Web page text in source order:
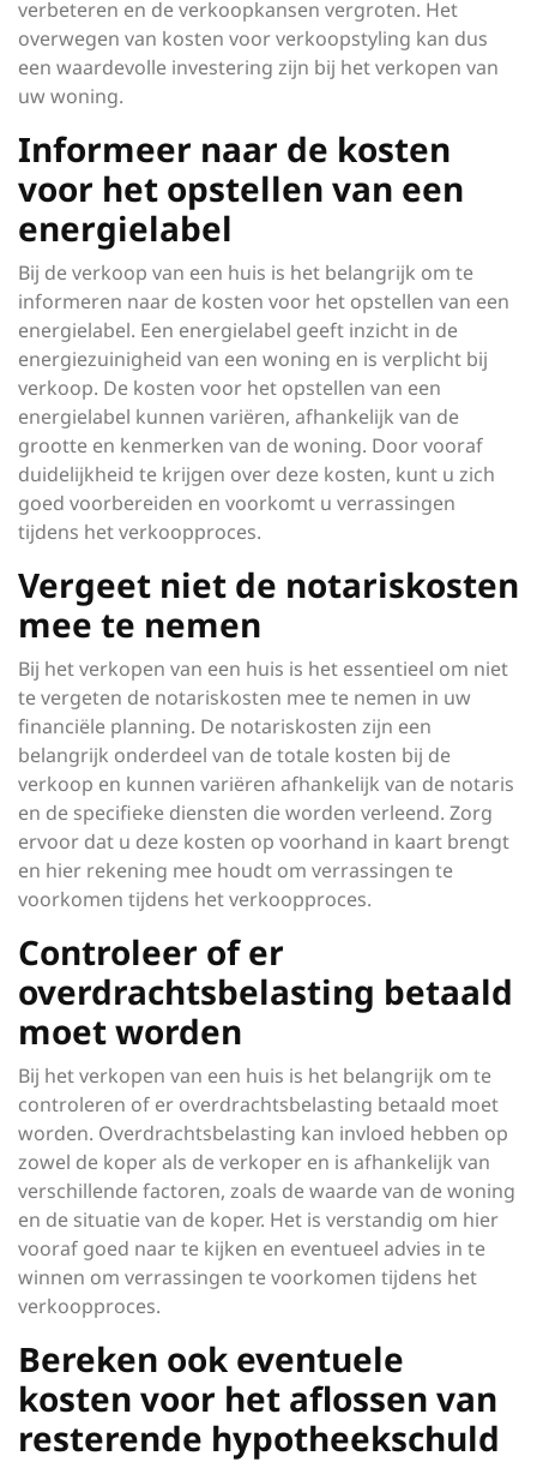
verbeteren en de verkoopkansen vergroten. Het
overwegen van kosten voor verkoopstyling kan dus
een waardevolle investering zijn bij het verkopen van
uw woning.
Informeer naar de kosten
voor het opstellen van een
energielabel
Bij de verkoop van een huis is het belangrijk om te
informeren naar de kosten voor het opstellen van een
energielabel. Een energielabel geeft inzicht in de
energiezuinigheid van een woning en is verplicht bij
verkoop. De kosten voor het opstellen van een
energielabel kunnen variëren, afhankelijk van de
grootte en kenmerken van de woning. Door vooraf
duidelijkheid te krijgen over deze kosten, kunt u zich
goed voorbereiden en voorkomt u verrassingen
tijdens het verkoopproces.
Vergeet niet de notariskosten
mee te nemen
Bij het verkopen van een huis is het essentieel om niet
te vergeten de notariskosten mee te nemen in uw
financiële planning. De notariskosten zijn een
belangrijk onderdeel van de totale kosten bij de
verkoop en kunnen variëren afhankelijk van de notaris
en de specifieke diensten die worden verleend. Zorg
ervoor dat u deze kosten op voorhand in kaart brengt
en hier rekening mee houdt om verrassingen te
voorkomen tijdens het verkoopproces.
Controleer of er
overdrachtsbelasting betaald
moet worden
Bij het verkopen van een huis is het belangrijk om te
controleren of er overdrachtsbelasting betaald moet
worden. Overdrachtsbelasting kan invloed hebben op
zowel de koper als de verkoper en is afhankelijk van
verschillende factoren, zoals de waarde van de woning
en de situatie van de koper. Het is verstandig om hier
vooraf goed naar te kijken en eventueel advies in te
winnen om verrassingen te voorkomen tijdens het
verkoopproces.
Bereken ook eventuele
kosten voor het aflossen van
resterende hypotheekschuld